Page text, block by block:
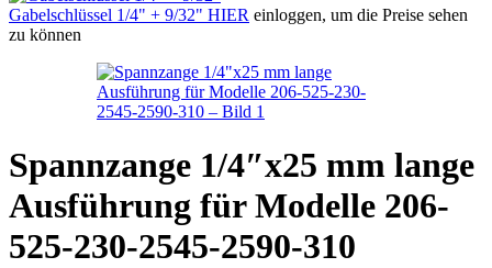
Gabelschlüssel 1/4" + 9/32" HIER einloggen, um die Preise sehen
zu können
Spannzange 1/4″x25 mm lange
Ausführung für Modelle 206-
525-230-2545-2590-310